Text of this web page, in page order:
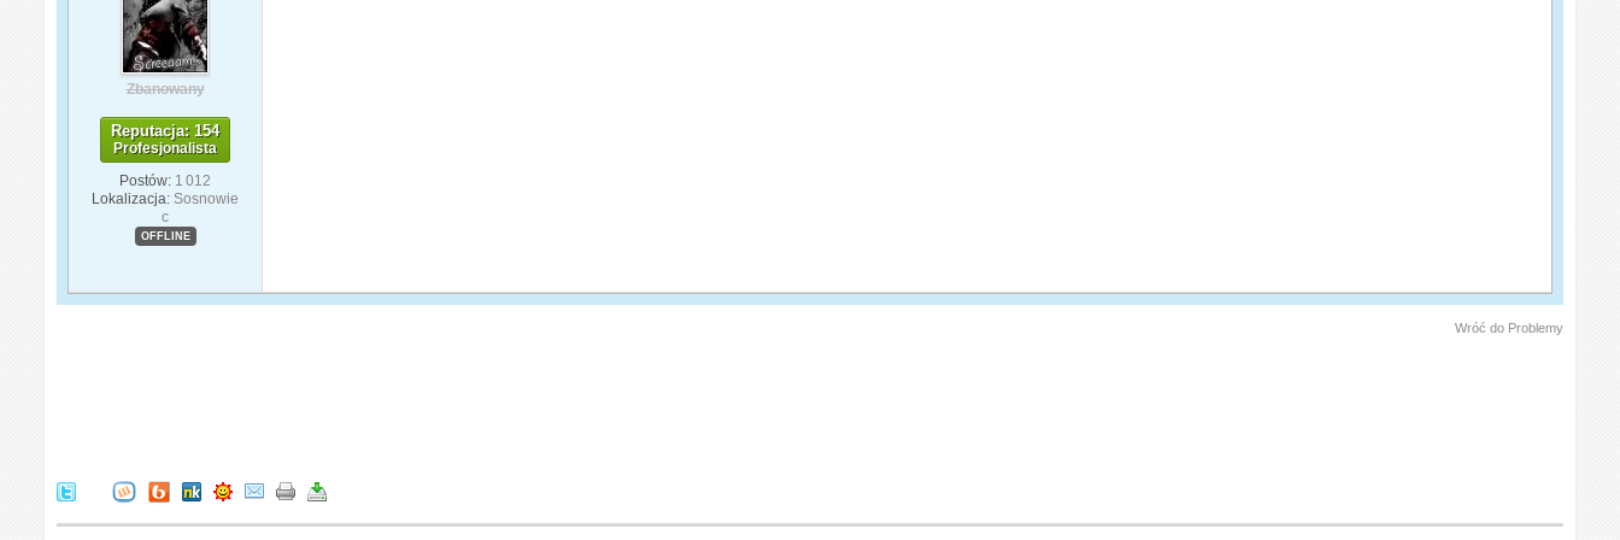
Zbanowany
Reputacja: 154
Profesjonalista
Postów: 1 012
Lokalizacja: Sosnowie
c
OFFLINE
Wróć do Problemy